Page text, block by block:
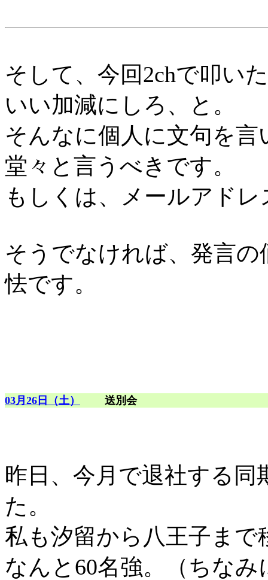
そして、今回2chで叩い
いい加減にしろ、と。
そんなに個人に文句を
堂々と言うべきです。
もしくは、メールアド
そうでなければ、発言
怯です。
03月26日（土） 送別会
昨日、今月で退社する
た。
私も汐留から八王子ま
なんと60名強。（ちな